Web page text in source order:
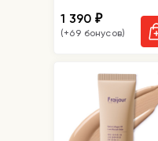
1 390₽
(+69 бонусов)